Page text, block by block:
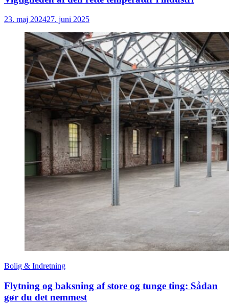
23. maj 202427. juni 2025
Bolig & Indretning
Flytning og baksning af store og tunge ting: Sådan
gør du det nemmest